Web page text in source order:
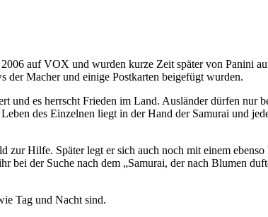
auf VOX und wurden kurze Zeit später von Panini
der Macher und einige Postkarten beigefügt wurden.
und es herrscht Frieden im Land. Ausländer dürfen nur
des Einzelnen liegt in der Hand der Samurai und
Hilfe. Später legt er sich auch noch mit einem
bei der Suche nach dem „Samurai, der nach Blumen
Tag und Nacht sind.